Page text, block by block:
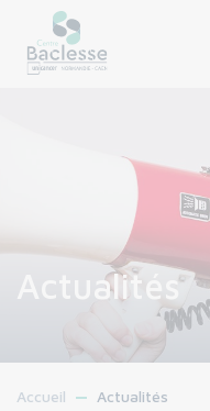
Actualités
Accueil Actualités